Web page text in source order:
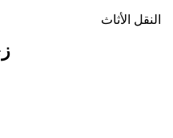
النقل الأثاث